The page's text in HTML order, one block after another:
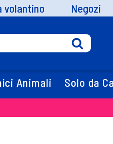
volantino Negozi
Animali Solo da